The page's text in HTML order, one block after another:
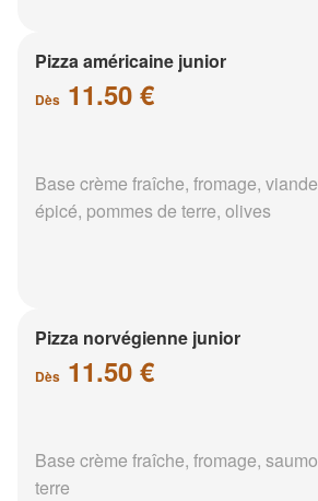
Pizza américaine junior
Dès 11.50 €
Base crème fraîche, fromage,
épicé, pommes de terre, olives
Pizza norvégienne junior
Dès 11.50 €
Base crème fraîche, fromage,
terre